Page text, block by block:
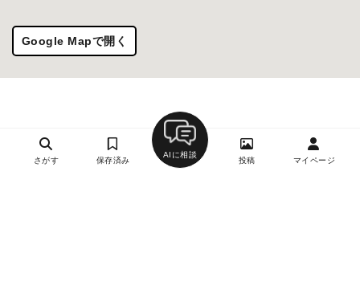
Google Mapで開く
さがす 保存済み
AIに相談
投稿 マイページ